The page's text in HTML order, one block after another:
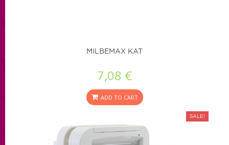
MILBEMAX KAT
7,08 €
ADD TO CART
SALE!